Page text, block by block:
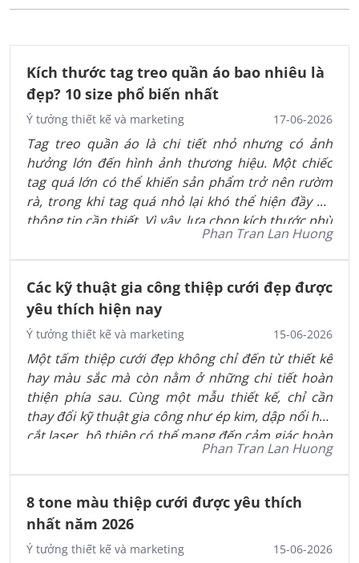
thời gian tới.
Kích thước tag treo quần áo bao nhiêu là
đẹp? 10 size phổ biến nhất
Ý tưởng thiết kế và marketing 17-06-2026
Tag treo quần áo là chi tiết nhỏ nhưng có ảnh
hưởng lớn đến hình ảnh thương hiệu. Một chiếc
tag quá lớn có thể khiến sản phẩm trở nên rườm
rà, trong khi tag quá nhỏ lại khó thể hiện đầy đủ
thông tin cần thiết. Vì vậy, lựa chọn kích thước phù
hợp là yếu tố rất quan trọng khi thiết kế hangtag.
Phan Tran Lan Huong
Các kỹ thuật gia công thiệp cưới đẹp được
yêu thích hiện nay
Ý tưởng thiết kế và marketing 15-06-2026
Một tấm thiệp cưới đẹp không chỉ đến từ thiết kế
hay màu sắc mà còn nằm ở những chi tiết hoàn
thiện phía sau. Cùng một mẫu thiết kế, chỉ cần
thay đổi kỹ thuật gia công như ép kim, dập nổi hay
cắt laser, bộ thiệp có thể mang đến cảm giác hoàn
Phan Tran Lan Huong
8 tone màu thiệp cưới được yêu thích
nhất năm 2026
Ý tưởng thiết kế và marketing 15-06-2026